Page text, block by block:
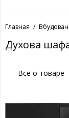
Главная
Духова
Все о товаре